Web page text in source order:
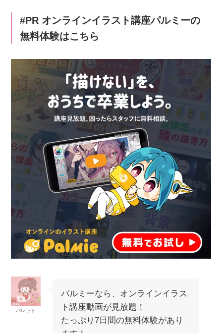
#PR オンラインイラスト講座パルミーの
無料体験はこちら
パレット
パルミーなら、オンラインイラス
ト講座動画が見放題！
たっぷり7日間の無料体験があり